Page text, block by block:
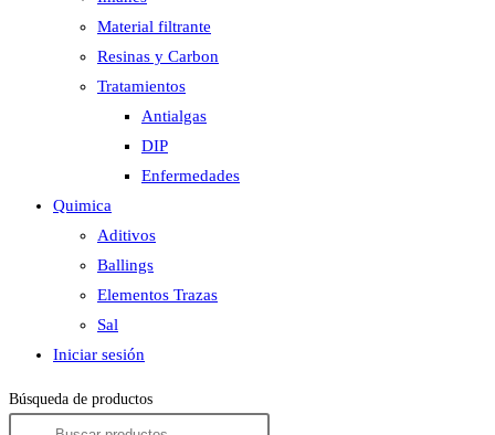
Material filtrante
Resinas y Carbon
Tratamientos
Antialgas
DIP
Enfermedades
Quimica
Aditivos
Ballings
Elementos Trazas
Sal
Iniciar sesión
Búsqueda de productos